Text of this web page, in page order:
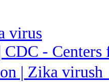
virus
- Centers
| Zika